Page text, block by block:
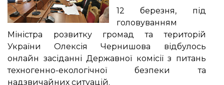
12 березня, під
головуванням
Міністра розвитку громад та територій
України Олексія Чернишова відбулось
онлайн засіданні Державної комісії з питань
техногенно-екологічної безпеки та
надзвичайних ситуацій.